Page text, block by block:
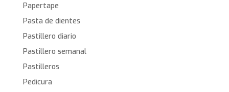
Papertape
Pasta de dientes
Pastillero diario
Pastillero semanal
Pastilleros
Pedicura